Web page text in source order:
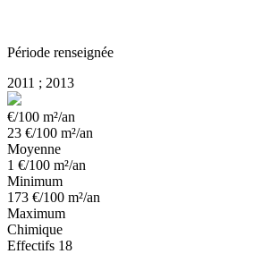
Période renseignée
2011 ; 2013
€/100 m²/an
23 €/100 m²/an
Moyenne
1 €/100 m²/an
Minimum
173 €/100 m²/an
Maximum
Chimique
Effectifs 18